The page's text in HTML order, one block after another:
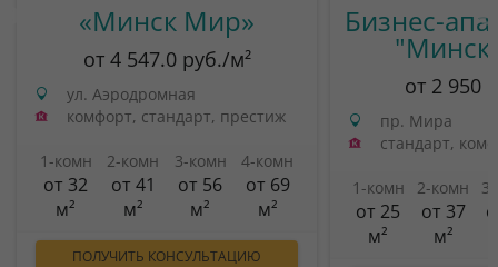
«Минск Мир»
от 4 547.0 руб./м²
ул. Аэродромная
комфорт, стандарт, престиж
1-комн
от 32
м²
2-комн
от 41
м²
3-комн
от 56
м²
4-комн
от 69
м²
ПОЛУЧИТЬ КОНСУЛЬТАЦИЮ
Бизнес-
от 2 950
пр. Мира
стандарт,
1-комн
от 25
м²
2-комн
от 37
м²